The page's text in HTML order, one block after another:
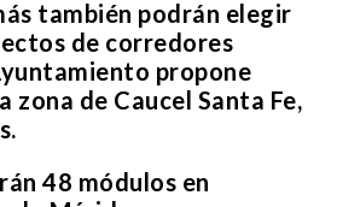
también podrán elegir
de corredores
propone
zona de Caucel Santa Fe,
48 módulos en